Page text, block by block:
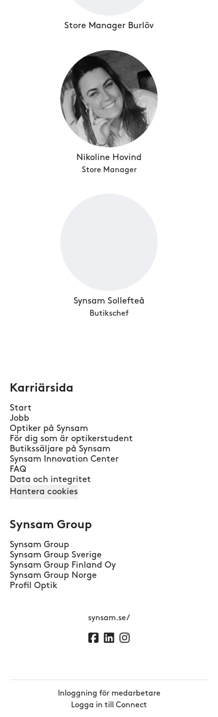
Store Manager Burlöv
Nikoline Hovind
Store Manager
Synsam Sollefteå
Butikschef
Karriärsida
Start
Jobb
Optiker på Synsam
För dig som är optikerstudent
Butikssäljare på Synsam
Synsam Innovation Center
FAQ
Data och integritet
Hantera cookies
Synsam Group
Synsam Group
Synsam Group Sverige
Synsam Group Finland Oy
Synsam Group Norge
Profil Optik
synsam.se/
Inloggning för medarbetare
Logga in till Connect